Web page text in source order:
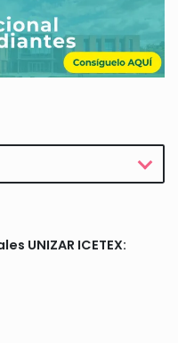
UNIZAR ICETEX: